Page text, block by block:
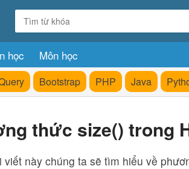
học Môn học
Bootstrap PHP Java
thức size() trong
viết này chúng ta sẽ tìm hiểu về